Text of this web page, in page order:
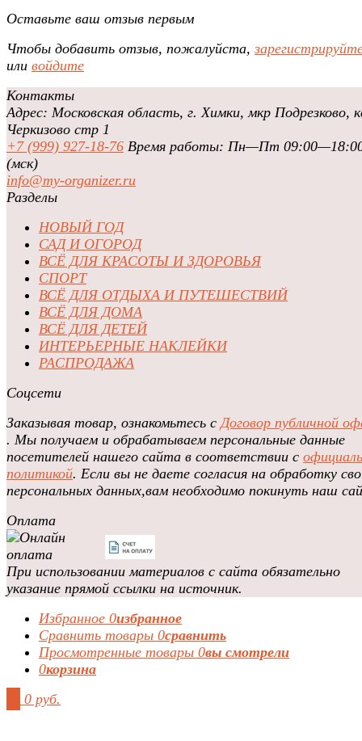
Оставьте ваш отзыв первым
Чтобы добавить отзыв, пожалуйста,
или войдите
Контакты
Адрес: Московская область, г. Химки, мкр Подрезково,
Черкизово стр 1
+7 (999) 927-18-76 Время работы: Пн—Пт
(мск)
info@my-organizer.ru
Разделы
НОВЫЙ ГОД
САД И ОГОРОД
ВСЁ ДЛЯ КРАСОТЫ И ЗДОРОВЬЯ
СПОРТ
ВСЁ ДЛЯ ОТДЫХА И ПУТЕШЕСТВИЙ
ВСЁ ДЛЯ ДОМА
ВСЁ ДЛЯ ДЕТЕЙ
ИНТЕРЬЕРНЫЕ НАКЛЕЙКИ
РАСПРОДАЖА
Соцсети
Заказывая товар, ознакомьтесь сДоговор публичной
. Мы получаем и обрабатываем персональные данные
посетителей нашего сайта в соответствии с
политикой. Если вы не даете согласия на обработку
персональных данных,вам необходимо покинуть наш
Оплата
При использовании материалов с сайта обязательно
указание прямой ссылки на источник.
Избранное 0избранное
Сравнить товары 0сравнить
Просмотренные товары 0вы смотрели
0корзина
0 руб.